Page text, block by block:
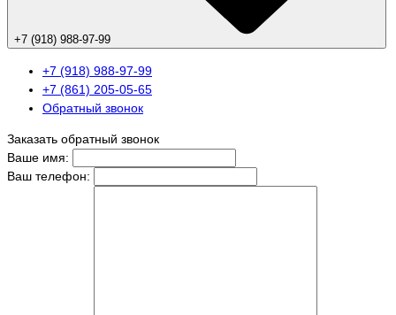
+7 (918) 988-97-99
+7 (918) 988-97-99
+7 (861) 205-05-65
Обратный звонок
Заказать обратный звонок
Ваше имя:
Ваш телефон: